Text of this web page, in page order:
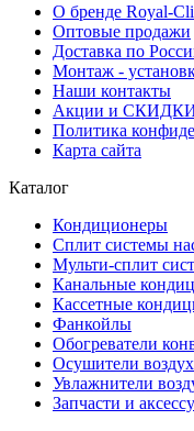
О бренде Royal-
Оптовые продажи
Доставка по
Монтаж -
Наши контакты
Акции и
Политика
Карта сайта
Каталог
Кондиционеры
Сплит системы
Мульти-сплит
Канальные
Кассетные
Фанкойлы
Обогреватели
Осушители
Увлажнители
Запчасти и